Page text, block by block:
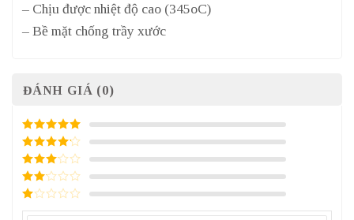
– Chịu được nhiệt độ cao (345oC)
– Bề mặt chống trầy xước
ĐÁNH GIÁ (0)
5/ 5 điểm
4/ 5
điểm
3/ 5
điểm
2/
điểm
1